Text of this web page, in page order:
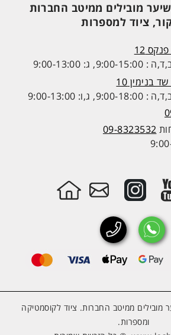
מובילים ממיטב החברות
ציוד למספרות
12
9:00-13:00
בנימין 10
9:00-13:00
09-8323532
מובילים ממיטב החברות. ציוד לקוסמטיקה
ומספרות.